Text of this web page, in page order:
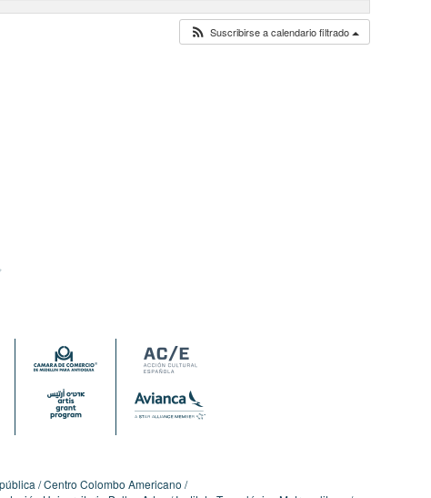
Suscribirse a calendario filtrado
Centro Colombo Americano